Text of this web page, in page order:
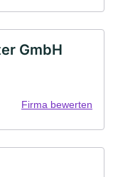
GmbH
Firma bewerten